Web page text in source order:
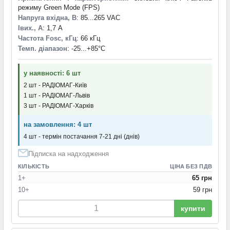
монолітний із саможивленням
монітори струму й потужності та регулятори — 3-вивідне
регульоване джерело струму
мікропотужний DC-DC перетворювач
мікропотужний DC/DC ШІМ фіксованої частоти
підвищувальним і уловлювальним діодами
мікропотужний синхронний підвищувальний перетворювач
мікропотужні програмовані регулятори напруги
мікросхеми корекції коефіцієнта потужності —
черезрядковий подвійний BCM PFC-контролер
мікросхеми силових драйверів 42W(1)
135mOhm 0.7A 36V
мікросхеми силових ключів — інтелектуальний ключ
верхнього плеча для промислового застосування(1)
мікросхеми силових ключів — інтелектуальний силовий
режиму Green Mode (FPS)
Напруга вхідна, В: 85...265 VAC
Iвих., А: 1,7 А
Частота Fosc, кГц: 66 кГц
Темп. діапазон: -25...+85°С
у наявності: 6 шт
2 шт - РАДІОМАГ-Київ
1 шт - РАДІОМАГ-Львів
3 шт - РАДІОМАГ-Харків
на замовлення: 4 шт
4 шт - термін постачання 7-21 дні (днів)
Підписка на надходження
КІЛЬКІСТЬ ЦІНА БЕЗ ПДВ
1+
65 грн
10+
59 грн
купити